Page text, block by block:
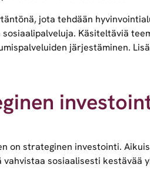
jota tehdään
Käsiteltäviä
järjestäminen.
on strateginen investointi.
sosiaalisesti kestävää